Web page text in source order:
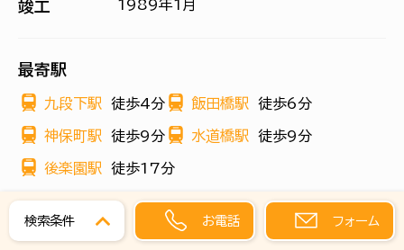
竣工 1989年1月
最寄駅
九段下駅 徒歩4分 飯田橋駅 徒歩6分
神保町駅 徒歩9分 水道橋駅 徒歩9分
後楽園駅 徒歩17分
賃料(共益費含む)
検索条件 お電話 フォーム